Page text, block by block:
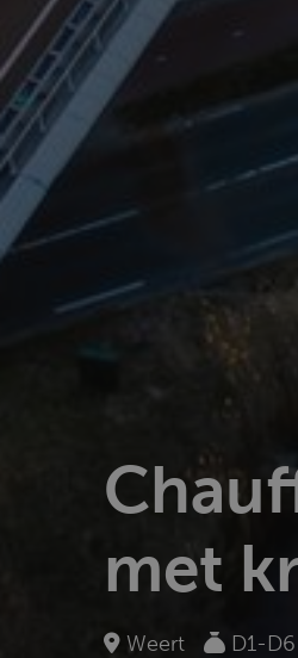
met
Weert D1-D6